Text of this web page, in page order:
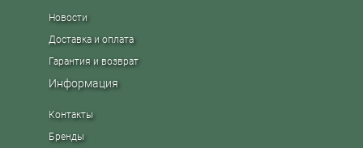
Новости
Доставка и оплата
Гарантия и возврат
Информация
Контакты
Бренды